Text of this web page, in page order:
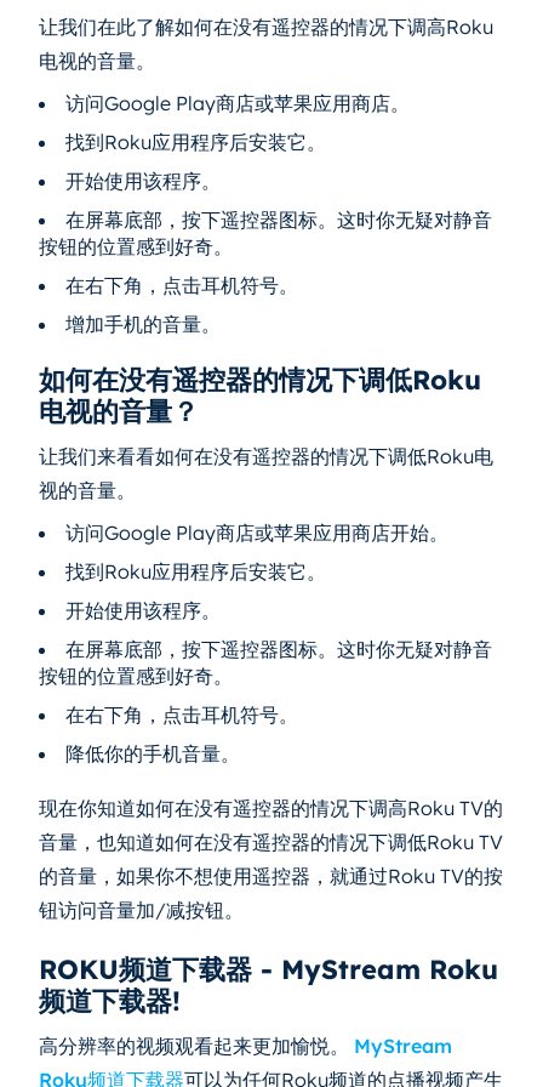
让我们在此了解如何在没有遥控器的情况下调高Roku
电视的音量。
访问Google Play商店或苹果应用商店。
找到Roku应用程序后安装它。
开始使用该程序。
在屏幕底部，按下遥控器图标。这时你无疑对静音
按钮的位置感到好奇。
在右下角，点击耳机符号。
增加手机的音量。
如何在没有遥控器的情况下调低Roku
电视的音量？
让我们来看看如何在没有遥控器的情况下调低Roku电
视的音量。
访问Google Play商店或苹果应用商店开始。
找到Roku应用程序后安装它。
开始使用该程序。
在屏幕底部，按下遥控器图标。这时你无疑对静音
按钮的位置感到好奇。
在右下角，点击耳机符号。
降低你的手机音量。
现在你知道如何在没有遥控器的情况下调高Roku TV的
音量，也知道如何在没有遥控器的情况下调低Roku TV
的音量，如果你不想使用遥控器，就通过Roku TV的按
钮访问音量加/减按钮。
ROKU频道下载器 - MyStream Roku
频道下载器!
高分辨率的视频观看起来更加愉悦。 MyStream
Roku频道下载器可以为任何Roku频道的点播视频产生